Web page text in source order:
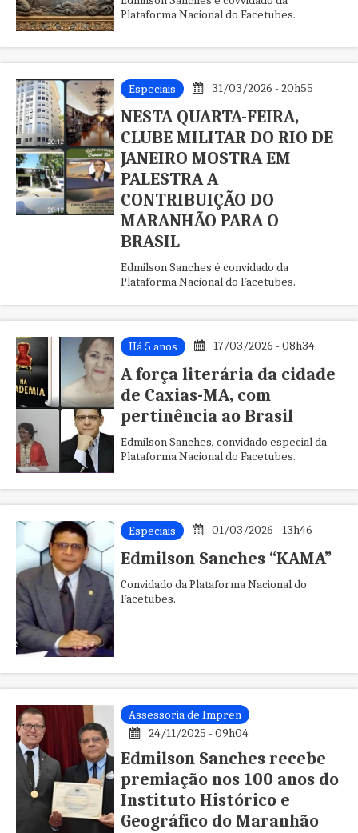
Plataforma Nacional do Facetubes.
Especiais 31/03/2026 - 20h55
NESTA QUARTA-FEIRA,
CLUBE MILITAR DO RIO DE
JANEIRO MOSTRA EM
PALESTRA A
CONTRIBUIÇÃO DO
MARANHÃO PARA O
BRASIL
Edmilson Sanches é convidado da
Plataforma Nacional do Facetubes.
Há 5 anos 17/03/2026 - 08h34
A força literária da cidade
de Caxias-MA, com
pertinência ao Brasil
Edmilson Sanches, convidado especial da
Plataforma Nacional do Facetubes.
Especiais 01/03/2026 - 13h46
Edmilson Sanches “KAMA”
Convidado da Plataforma Nacional do
Facetubes.
Assessoria de Impren
24/11/2025 - 09h04
Edmilson Sanches recebe
premiação nos 100 anos do
Instituto Histórico e
Geográfico do Maranhão